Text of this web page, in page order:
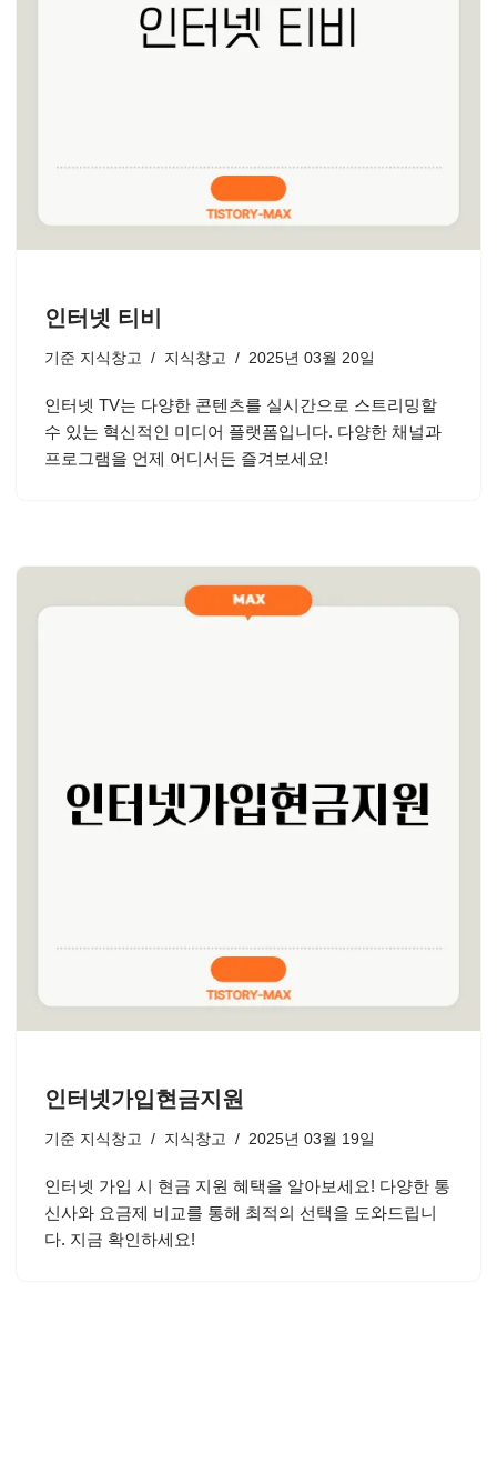
인터넷 티비
기준 지식창고 지식창고 2025년 03월 20일
인터넷 TV는 다양한 콘텐츠를 실시간으로 스트리밍할
수 있는 혁신적인 미디어 플랫폼입니다. 다양한 채널과
프로그램을 언제 어디서든 즐겨보세요!
인터넷가입현금지원
기준 지식창고 지식창고 2025년 03월 19일
인터넷 가입 시 현금 지원 혜택을 알아보세요! 다양한 통
신사와 요금제 비교를 통해 최적의 선택을 도와드립니
다. 지금 확인하세요!